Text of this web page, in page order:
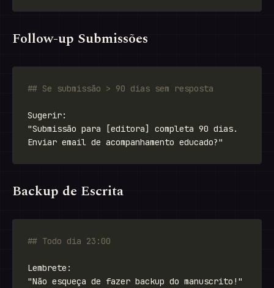
Follow-up Submissões
Backup de Escrita